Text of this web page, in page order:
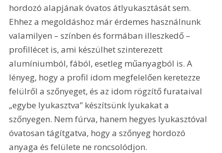
hordozó alapjának óvatos átlyukasztását sem.
Ehhez a megoldáshoz már érdemes használnunk
valamilyen – színben és formában illeszkedő –
profillécet is, ami készülhet szinterezett
alumíniumból, fából, esetleg műanyagból is. A
lényeg, hogy a profil idom megfelelően keretezze
felülről a szőnyeget, és az idom rögzítő furataival
„egybe lyukasztva” készítsünk lyukakat a
szőnyegen. Nem fúrva, hanem hegyes lyukasztóval
óvatosan tágítgatva, hogy a szőnyeg hordozó
anyaga és felülete ne roncsolódjon.